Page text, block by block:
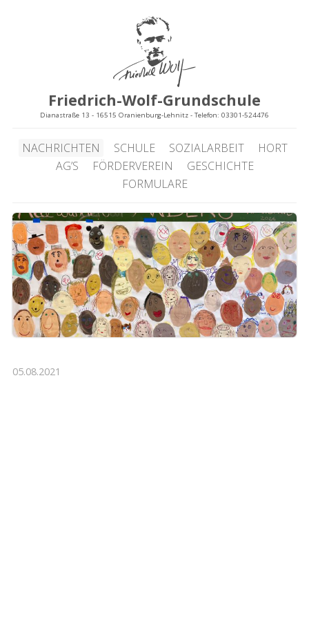
Friedrich-Wolf-Grundschule
Dianastraße 13 - 16515 Oranienburg-Lehnitz - Telefon: 03301-524476
NACHRICHTEN SCHULE SOZIALARBEIT
HORT
AG’S
FÖRDERVEREIN
GESCHICHTE
FORMULARE
05.08.2021